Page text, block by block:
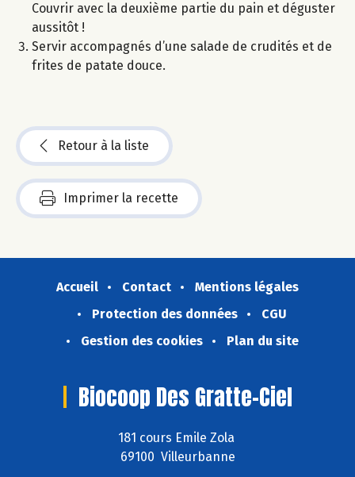
Couvrir avec la deuxième partie du pain et déguster
aussitôt !
Servir accompagnés d’une salade de crudités et de
frites de patate douce.
Retour à la liste
Imprimer la recette
Accueil Contact
Mentions légales
Protection des données
CGU
Gestion des cookies
Plan du site
Biocoop Des Gratte-Ciel
181 cours Emile Zola
69100 Villeurbanne